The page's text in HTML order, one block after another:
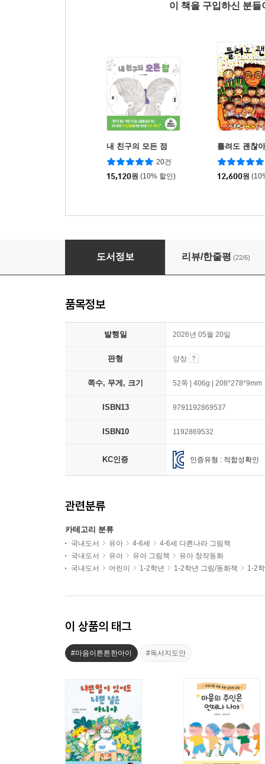
이 책을 구입하신 분
내 친구의 모든 점
20건
15,120원 (10% 할인)
틀려도 괜찮아
12,600원
나는 절대 갑옷을 벗지 않아
도서정보 리뷰/한줄평 (22/6)
품목정보
발행일 2026년 05월 20일
판형 양장
쪽수, 무게, 크기 52쪽 | 406g | 208*278*9mm
ISBN13 9791192869537
ISBN10 1192869532
KC인증 인증유형 : 적합성확인
관련분류
카테고리 분류
국내도서 유아 4-6세
4-6세 다른나라 그림책
국내도서
유아 유아 그림책
유아 창작동화
국내도서
어린이 1-2학년 1-2학년 그림/동화책 1-2
이 상품의 태그
#마음이튼튼한아이 #독서지도안